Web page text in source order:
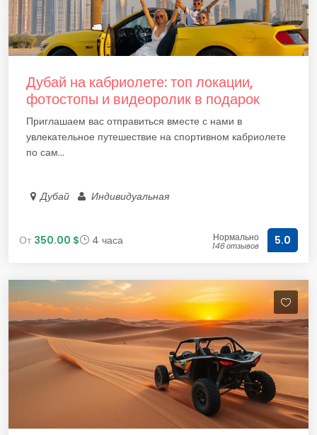
Дубай на кабриолете: топ локации,
фотостопы и видеоролик в подарок
Приглашаем вас отправиться вместе с нами в
увлекательное путешествие на спортивном кабриолете
по сам...
Дубай Индивидуальная
От 350.00 $ 4 часа Нормально
146 отзывов 5.0